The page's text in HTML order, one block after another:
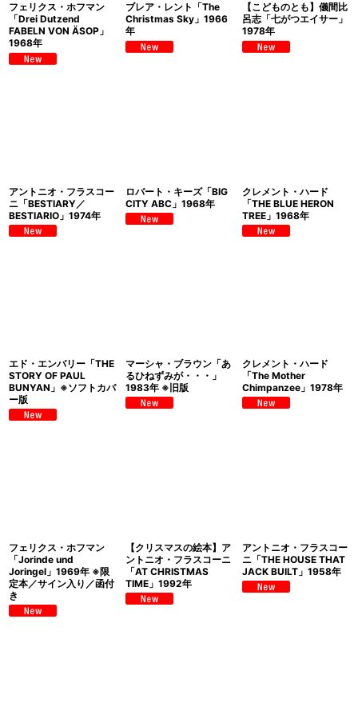
フェリクス・ホフマン
「Drei Dutzend
FABELN VON ÄSOP」
1968年
ブレア・レント「The
Christmas Sky」1966
年
【こどものとも】儀間比
呂志「七がつエイサー」
1978年
アントニオ・フラスコー
ニ「BESTIARY／
BESTIARIO」1974年
ロバート・キーズ「BIG
CITY ABC」1968年
クレメント・ハード
「THE BLUE HERON
TREE」1968年
エド・エンバリー「THE
STORY OF PAUL
BUNYAN」※ソフトカバ
ー版
マーシャ・ブラウン「あ
るひねずみが・・・」
1983年 ※旧版
クレメント・ハード
「The Mother
Chimpanzee」1978年
フェリクス・ホフマン
「Jorinde und
Joringel」1969年 ※限
定本／サイン入り／函付
き
【クリスマスの絵本】ア
ントニオ・フラスコーニ
「AT CHRISTMAS
TIME」1992年
アントニオ・フラスコー
ニ「THE HOUSE THAT
JACK BUILT」1958年